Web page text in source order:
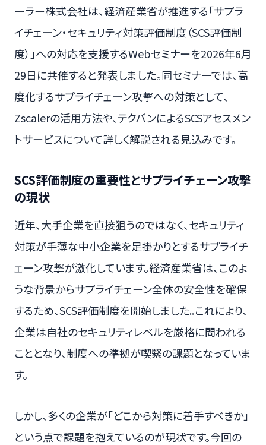
ーラー株式会社は、経済産業省が推進する「サプラ
イチェーン・セキュリティ対策評価制度（SCS評価制
度）」への対応を支援するWebセミナーを2026年6月
29日に共催すると発表しました。同セミナーでは、高
度化するサプライチェーン攻撃への対策として、
Zscalerの活用方法や、テクバンによるSCSアセスメン
トサービスについて詳しく解説される見込みです。
SCS評価制度の重要性とサプライチェーン攻撃
の現状
近年、大手企業を直接狙うのではなく、セキュリティ
対策が手薄な中小企業を足掛かりとするサプライチ
ェーン攻撃が激化しています。経済産業省は、このよ
うな背景からサプライチェーン全体の安全性を確保
するため、SCS評価制度を開始しました。これにより、
企業は自社のセキュリティレベルを厳格に問われる
こととなり、制度への準拠が喫緊の課題となっていま
す。
しかし、多くの企業が「どこから対策に着手すべきか」
という点で課題を抱えているのが現状です。今回の